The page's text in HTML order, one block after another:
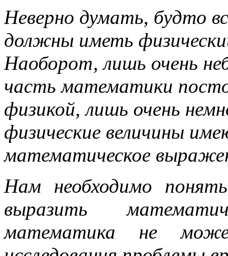
Неверно думать, будто
должны иметь
Наоборот, лишь очень
часть математики
физикой, лишь очень
физические величины
математическое
Нам необходимо
выразить
математика не